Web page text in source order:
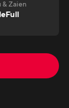
& Zaien